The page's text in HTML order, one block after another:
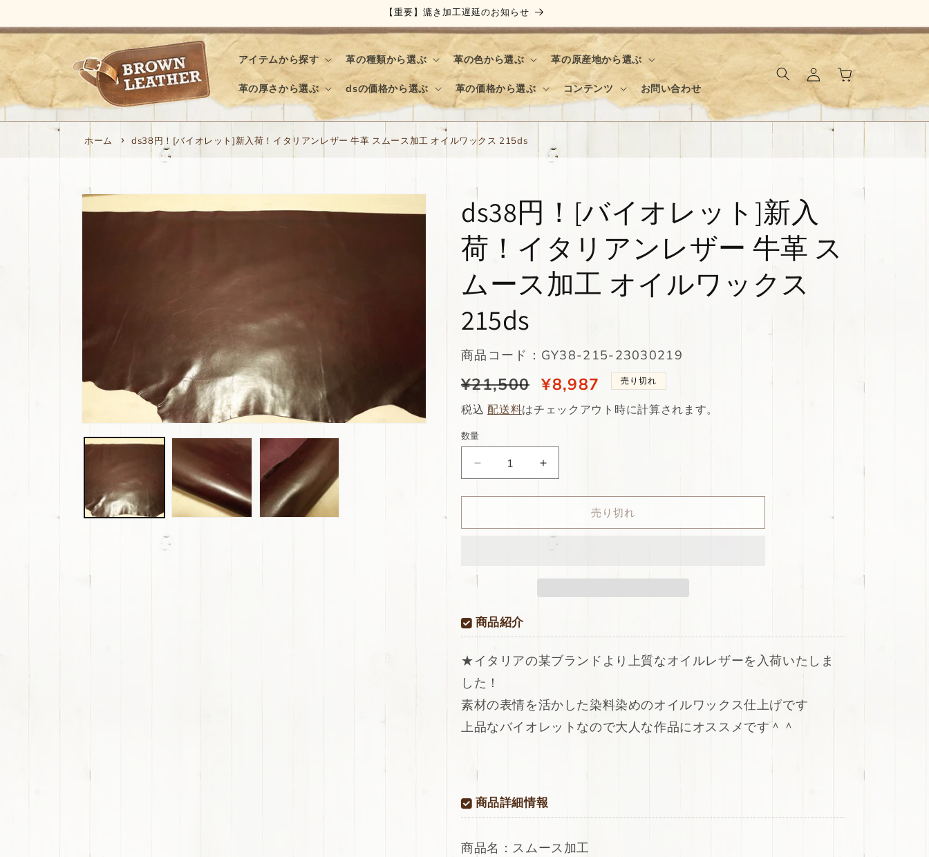
進む
【重要】漉き加工遅延のお知らせ
アイテムから探す 革の種類から選ぶ 革の色から選ぶ 革の原産地から選ぶ
革の厚さから選ぶ dsの価格から選ぶ 革の価格から選ぶ コンテンツ お問い合わせ
ロ
イ
ン
カ
ー
ホーム ds38円！[バイオレット]新入荷！イタリアンレザー 牛革 スムース加工 オイルワックス 215ds
商品情
報にス
ds38円！[バイオレット]新入
荷！イタリアンレザー 牛革 ス
ムース加工 オイルワックス
215ds
SKU:
商品コード：GY38-215-23030219
通
常
価
¥21,500
当
店
別
価
格
¥8,987 売り切れ
税込配送料はチェックアウト時に計算されます。
数量
[バ
ト]
入
荷！
タ
リ
ア
レ
牛
革
ス
ー
ds38
[バ
オ
新
荷！
タ
ア
レ
革
ス
ー
売り切れ
商品紹介
★イタリアの某ブランドより上質なオイルレザーを入荷いたしま
した！
素材の表情を活かした染料染めのオイルワックス仕上げです
上品なバイオレットなので大人な作品にオススメです＾＾
商品詳細情報
商品名：スムース加工